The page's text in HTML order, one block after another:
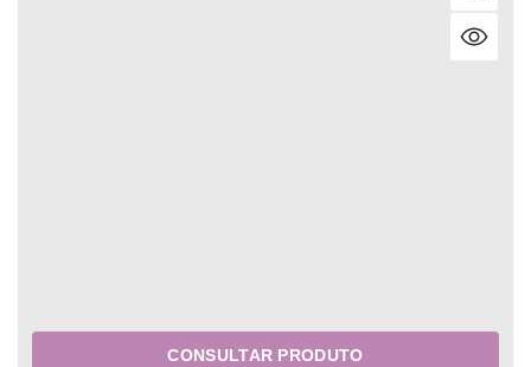
CONSULTAR PRODUTO